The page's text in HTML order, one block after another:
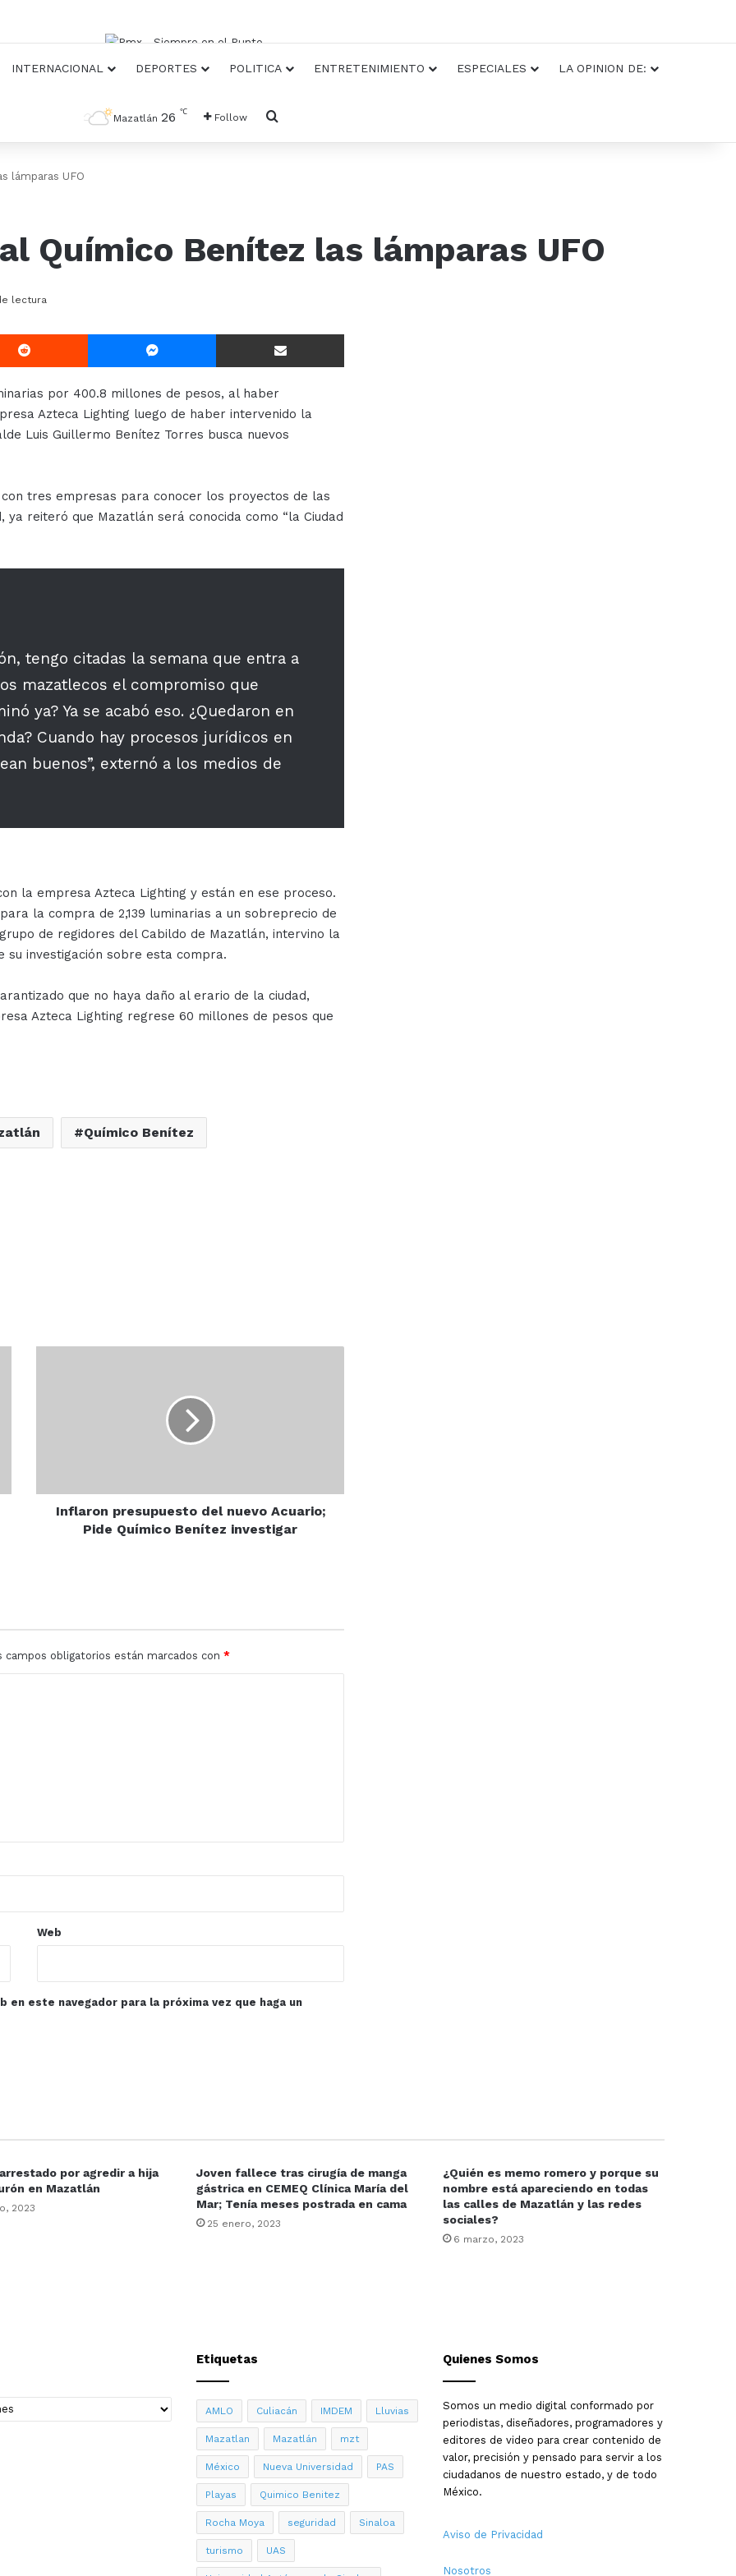
INTERNACIONAL DEPORTES POLITICA ENTRETENIMIENTO ESPECIALES LA OPINION DE:
Mazatlán 26 ℃ Follow Busqueda
lámparas UFO
Químico Benítez las lámparas UFO
lectura
Reddit Messenger Compartir Via E-mail
por 400.8 millones de pesos, al haber
Azteca Lighting luego de haber intervenido la
Luis Guillermo Benítez Torres busca nuevos
tres empresas para conocer los proyectos de las
reiteró que Mazatlán será conocida como “la Ciudad
tengo citadas la semana que entra a
mazatlecos el compromiso que
ya? Ya se acabó eso. ¿Quedaron en
Cuando hay procesos jurídicos en
buenos”, externó a los medios de
la empresa Azteca Lighting y están en ese proceso.
la compra de 2,139 luminarias a un sobreprecio de
de regidores del Cabildo de Mazatlán, intervino la
su investigación sobre esta compra.
que no haya daño al erario de la ciudad,
Azteca Lighting regrese 60 millones de pesos que
Químico Benítez
investigar
Inflaron presupuesto del nuevo Acuario;
Pide Químico Benítez investigar
campos obligatorios están marcados con *
Web
este navegador para la próxima vez que haga un
por agredir a hija
en Mazatlán
2023
Joven fallece tras cirugía de manga
gástrica en CEMEQ Clínica María del
Mar; Tenía meses postrada en cama
25 enero, 2023
¿Quién es memo romero y porque su
nombre está apareciendo en todas
las calles de Mazatlán y las redes
sociales?
6 marzo, 2023
Etiquetas
AMLO Culiacán IMDEM Lluvias
Mazatlan Mazatlán mzt
México Nueva Universidad PAS
Playas Quimico Benitez
Rocha Moya seguridad Sinaloa
turismo UAS
Quienes Somos
Somos un medio digital conformado por
periodistas, diseñadores, programadores y
editores de video para crear contenido de
valor, precisión y pensado para servir a los
ciudadanos de nuestro estado, y de todo
México.
Aviso de Privacidad
Nosotros